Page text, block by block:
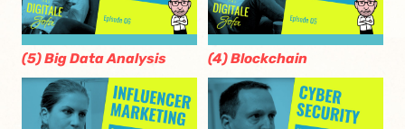
(5) Big Data Analysis (4) Blockchain